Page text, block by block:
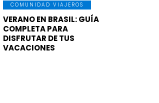
COMUNIDAD VIAJEROS
VERANO EN BRASIL: GUÍA
COMPLETA PARA
DISFRUTAR DE TUS
VACACIONES